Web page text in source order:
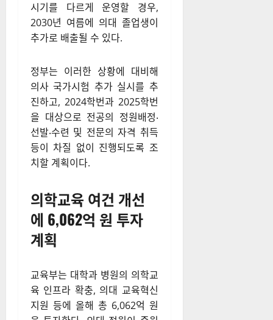
시기를 다르게 운영할 경우,
2030년 여름에 의대 졸업생이
추가로 배출될 수 있다.
정부는 이러한 상황에 대비해
의사 국가시험 추가 실시를 추
진하고, 2024학번과 2025학번
을 대상으로 전공의 정원배정‧
선발‧수련 및 전문의 자격 취득
등이 차질 없이 진행되도록 조
치할 계획이다.
의학교육 여건 개선
에 6,062억 원 투자
계획
교육부는 대학과 병원의 의학교
육 인프라 확충, 의대 교육혁신
지원 등에 올해 총 6,062억 원